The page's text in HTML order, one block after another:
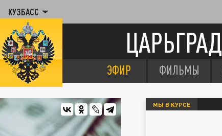
КУЗБАСС
ЦАРЬГРАД
ЭФИР ФИЛЬМЫ
МЫ В КУРСЕ